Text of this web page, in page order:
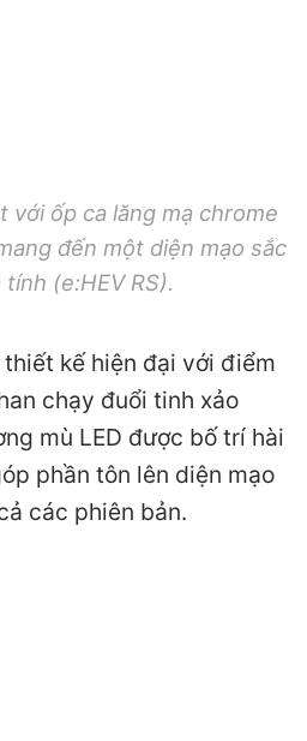
với ốp ca lăng mạ chrome
đến một diện mạo sắc
(e:HEV RS).
kế hiện đại với điểm
chạy đuổi tinh xảo
mù LED được bố trí hài
phần tôn lên diện mạo
các phiên bản.